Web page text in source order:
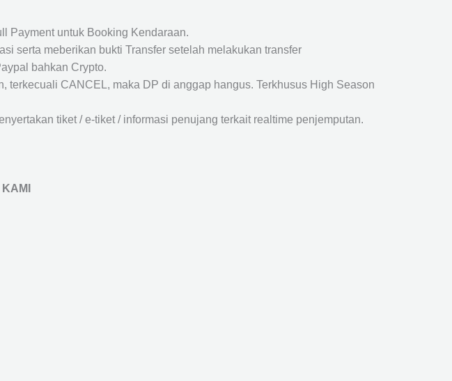
Payment untuk Booking Kendaraan.
serta meberikan bukti Transfer setelah melakukan transfer
bahkan Crypto.
terkecuali CANCEL, maka DP di anggap hangus. Terkhusus High Season
tiket / e-tiket / informasi penujang terkait realtime penjemputan.